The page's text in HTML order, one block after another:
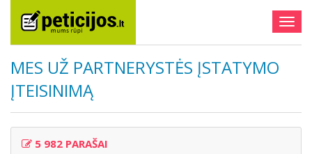
MES UŽ PARTNERYSTĖS ĮSTATYMO
ĮTEISINIMĄ
5 982 PARAŠAI